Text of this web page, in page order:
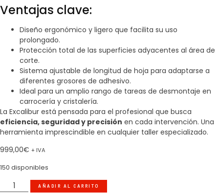
Ventajas clave:
Diseño ergonómico y ligero que facilita su uso
prolongado.
Protección total de las superficies adyacentes al área de
corte.
Sistema ajustable de longitud de hoja para adaptarse a
diferentes grosores de adhesivo.
Ideal para un amplio rango de tareas de desmontaje en
carrocería y cristalería.
La Excalibur está pensada para el profesional que busca
eficiencia, seguridad y precisión en cada intervención. Una
herramienta imprescindible en cualquier taller especializado.
999,00€ + IVA
150 disponibles
AÑADIR AL CARRITO